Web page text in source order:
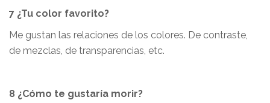
7 ¿Tu color favorito?
Me gustan las relaciones de los colores. De contraste,
de mezclas, de transparencias, etc.
8 ¿Cómo te gustaría morir?